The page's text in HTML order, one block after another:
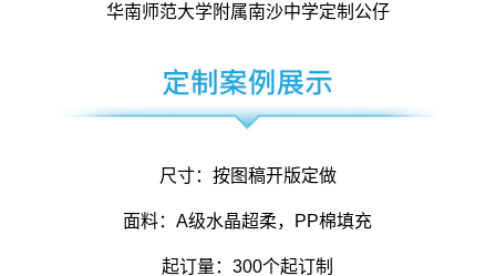
华南师范大学附属南沙中学定制公仔
尺寸：按图稿开版定做
面料：A级水晶超柔，PP棉填充
起订量：300个起订制